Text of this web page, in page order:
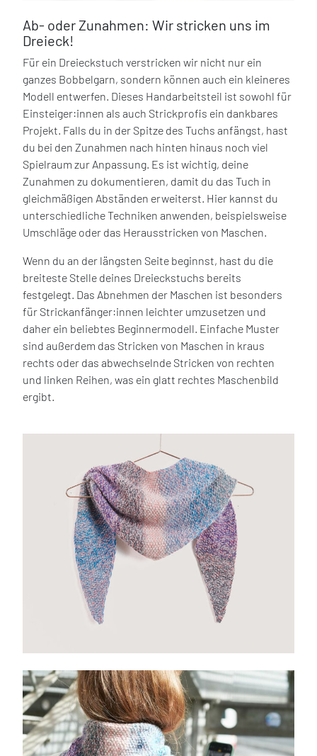
Ab- oder Zunahmen: Wir stricken uns im
Dreieck!
Für ein Dreieckstuch verstricken wir nicht nur ein
ganzes Bobbelgarn, sondern können auch ein kleineres
Modell entwerfen. Dieses Handarbeitsteil ist sowohl für
Einsteiger:innen als auch Strickprofis ein dankbares
Projekt. Falls du in der Spitze des Tuchs anfängst, hast
du bei den Zunahmen nach hinten hinaus noch viel
Spielraum zur Anpassung. Es ist wichtig, deine
Zunahmen zu dokumentieren, damit du das Tuch in
gleichmäßigen Abständen erweiterst. Hier kannst du
unterschiedliche Techniken anwenden, beispielsweise
Umschläge oder das Herausstricken von Maschen.
Wenn du an der längsten Seite beginnst, hast du die
breiteste Stelle deines Dreieckstuchs bereits
festgelegt. Das Abnehmen der Maschen ist besonders
für Strickanfänger:innen leichter umzusetzen und
daher ein beliebtes Beginnermodell. Einfache Muster
sind außerdem das Stricken von Maschen in kraus
rechts oder das abwechselnde Stricken von rechten
und linken Reihen, was ein glatt rechtes Maschenbild
ergibt.